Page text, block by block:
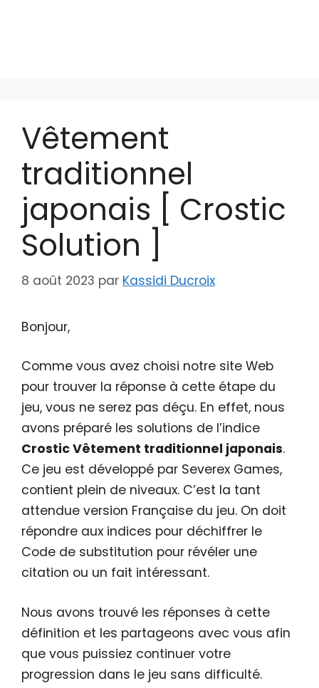
Vêtement
traditionnel
japonais [ Crostic
Solution ]
8 août 2023 par Kassidi Ducroix
Bonjour,
Comme vous avez choisi notre site Web
pour trouver la réponse à cette étape du
jeu, vous ne serez pas déçu. En effet, nous
avons préparé les solutions de l’indice
Crostic Vêtement traditionnel japonais.
Ce jeu est développé par Severex Games,
contient plein de niveaux. C’est la tant
attendue version Française du jeu. On doit
répondre aux indices pour déchiffrer le
Code de substitution pour révéler une
citation ou un fait intéressant.
Nous avons trouvé les réponses à cette
définition et les partageons avec vous afin
que vous puissiez continuer votre
progression dans le jeu sans difficulté.